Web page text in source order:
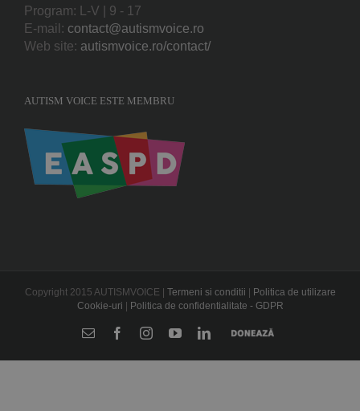
Program: L-V | 9 - 17
E-mail: contact@autismvoice.ro
Web site: autismvoice.ro/contact/
AUTISM VOICE ESTE MEMBRU
Copyright 2015 AUTISMVOICE | Termeni si conditii | Politica de utilizare
Cookie-uri | Politica de confidentialitate - GDPR
E-
FacebookInstagramYouTubeLinkedIn
Donează